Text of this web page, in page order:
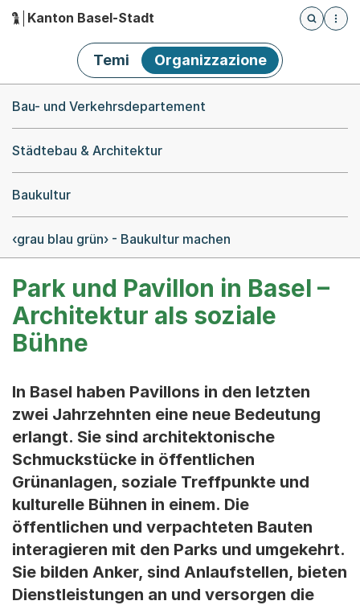
Hauptnavigation
Kanton Basel-Stadt
Öffnet
Temi Organizzazione
Bau- und Verkehrsdepartement
Städtebau & Architektur
Baukultur
‹grau blau grün› - Baukultur machen
Park und Pavillon in Basel –
Architektur als soziale
Bühne
In Basel haben Pavillons in den letzten
zwei Jahrzehnten eine neue Bedeutung
erlangt. Sie sind architektonische
Schmuckstücke in öffentlichen
Grünanlagen, soziale Treffpunkte und
kulturelle Bühnen in einem. Die
öffentlichen und verpachteten Bauten
interagieren mit den Parks und umgekehrt.
Sie bilden Anker, sind Anlaufstellen, bieten
Dienstleistungen an und versorgen die